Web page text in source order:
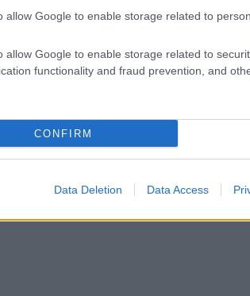
allow Google to enable storage related to
allow Google to enable storage related to
functionality and fraud prevention, and
CONFIRM
Data Deletion Data Access